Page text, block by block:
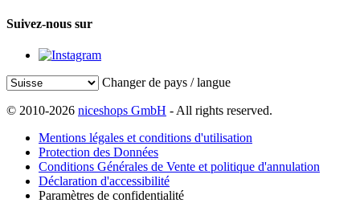
Suivez-nous sur
Changer de pays / langue
© 2010-2026 niceshops GmbH - All rights reserved.
Mentions légales et conditions d'utilisation
Protection des Données
Conditions Générales de Vente et politique d'annulation
Déclaration d'accessibilité
Paramètres de confidentialité